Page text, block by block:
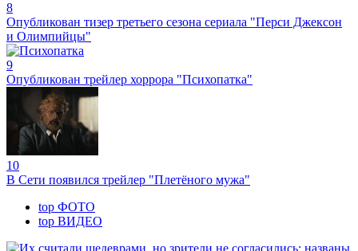
8
Опубликован тизер третьего сезона сериала "Перси Джексон
и Олимпийцы"
9
Опубликован трейлер хоррора "Психопатка"
10
В Сети появился трейлер "Плетёного мужа"
top ФОТО
top ВИДЕО